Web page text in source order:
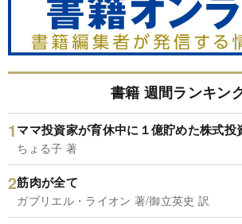
書籍 週間ランキン
ママ投資家が育休中に１億貯めた株式投
ちょる子 著
筋肉が全て
ガブリエル・ライオン 著/御立英史 訳